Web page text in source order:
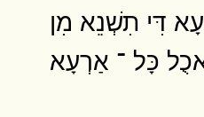
דִּי תִשְׁנֵא מִן
כָּל ־ אַרְעָא